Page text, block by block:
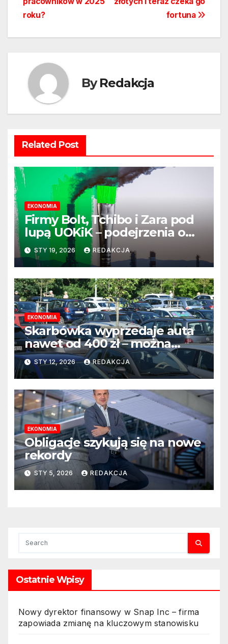
fortuna
roku?
ByRedakcja
Related Post
EKONOMIA
Firmy Bolt, Tchibo i Zara pod
lupą UOKiK – podejrzenia o
greenwashing wciąż aktualne
STY 19, 2026 REDAKCJA
EKONOMIA
Skarbówka wyprzedaje auta
nawet od 400 zł – można
kupić bez licytacji, ale są
pewne warunki
STY 12, 2026 REDAKCJA
EKONOMIA
Obligacje szykują się na nowe
rekordy
STY 5, 2026 REDAKCJA
Ostatnie Wpisy
Nowy dyrektor finansowy w Snap Inc – firma
zapowiada zmianę na kluczowym stanowisku